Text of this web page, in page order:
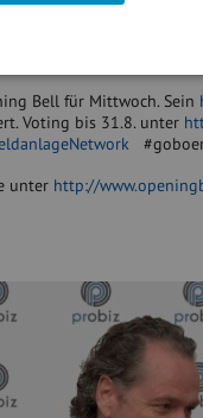
Bell für Mittwoch. Sein
Voting bis 31.8. unter
unter http://